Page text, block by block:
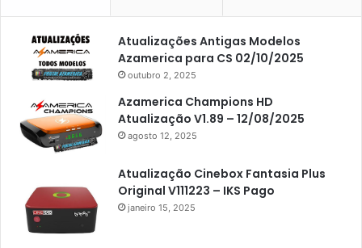
Atualizações Antigas Modelos
Azamerica para CS 02/10/2025
outubro 2, 2025
Azamerica Champions HD
Atualização V1.89 – 12/08/2025
agosto 12, 2025
Atualização Cinebox Fantasia Plus
Original V111223 – IKS Pago
janeiro 15, 2025